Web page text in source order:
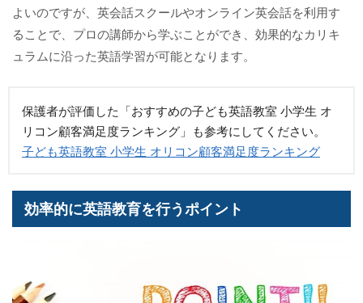
よいのですが、英会話スクールやオンライン英会話を利用す
ることで、プロの講師から学ぶことができ、効果的なカリキ
ュラムに沿った英語学習が可能となります。
保護者が評価した「おすすめの子ども英語教室 小学生 オ
リコン顧客満足度ランキング」も参考にしてください。
子ども英語教室 小学生 オリコン顧客満足度ランキング
効率的に英語教育を行うポイント